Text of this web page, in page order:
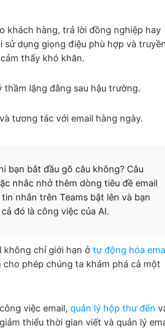
khách hàng, trả lời đồng nghiệp hay
sử dụng giọng điệu phù hợp và
thấy khó khăn.
thầm lặng đằng sau hậu trường.
tương tác với email hàng ngày.
bạn bắt đầu gõ câu không? Câu
nhắc nhở thêm dòng tiêu đề email
nhắn trên Teams bật lên và bạn
đó là công việc của AI.
không chỉ giới hạn ở tự động hóa
phép chúng ta khám phá cả một
việc email, quản lý hộp thư đến
thiểu thời gian viết và quản lý